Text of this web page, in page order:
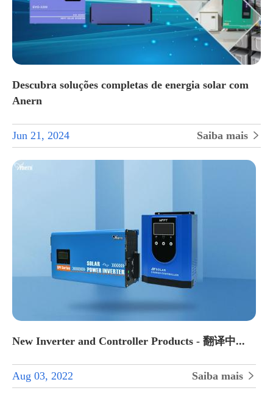
Descubra soluções completas de energia solar com
Anern
Jun 21, 2024 Saiba mais 
New Inverter and Controller Products - 翻译中...
Aug 03, 2022 Saiba mais 